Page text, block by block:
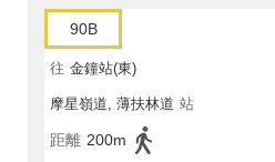
90B
往 金鐘站(東)
摩星嶺道, 薄扶林道 站
距離 200m